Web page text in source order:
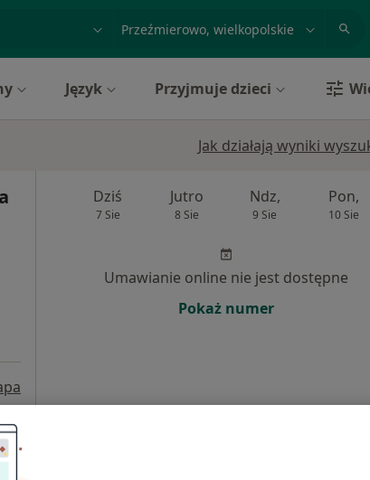
lub nazwiskomiasto lub dzielnica
Język Przyjmuje dzieci
Jak działają wyniki
zł
Dziś
7 Sie
Jutro
8 Sie
Ndz,
9 Sie
Pon,
10 Sie
Umawianie online nie jest dostępne
Pokaż numer